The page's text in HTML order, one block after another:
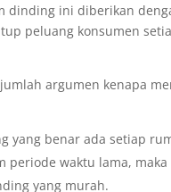
dinding ini diberikan
peluang konsumen
argumen kenapa
yang benar ada setiap
periode waktu lama,
yang murah.